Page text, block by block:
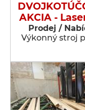
AKCIA -
Prodej /
Výkonný stroj